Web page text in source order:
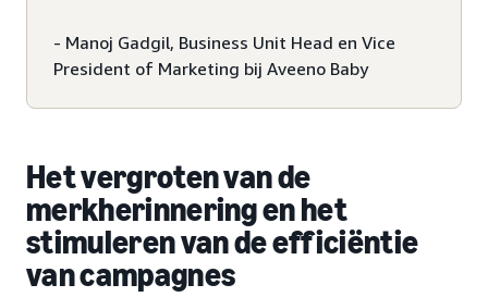
- Manoj Gadgil, Business Unit Head en Vice
President of Marketing bij Aveeno Baby
Het vergroten van de
merkherinnering en het
stimuleren van de efficiëntie
van campagnes